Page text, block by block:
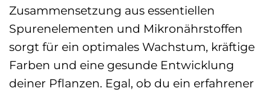
Zusammensetzung aus essentiellen
Spurenelementen und Mikronährstoffen
sorgt für ein optimales Wachstum, kräftige
Farben und eine gesunde Entwicklung
deiner Pflanzen. Egal, ob du ein erfahrener